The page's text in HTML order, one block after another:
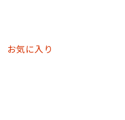
お気に入り